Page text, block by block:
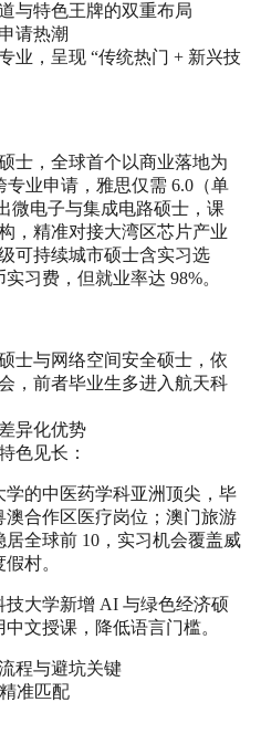
与特色王牌的双重布局
请热潮
业，呈现 “传统热门 + 新兴技
士 ，全球首个以商业落地为
业申请，雅思仅需 6.0（单
微电子与集成电路硕士 ，课
，精准对接大湾区芯片产业
可持续城市硕士含实习选
习费，但就业率达 98%。
士与网络空间安全硕士 ，依
，前者毕业生多进入航天科
异化优势
色见长：
学的中医药学科亚洲顶尖，毕
澳合作区医疗岗位；澳门旅游
全球前 10，实习机会覆盖威
村。
技大学新增 AI 与绿色经济硕
文授课，降低语言门槛。
程与避坑关键
准匹配